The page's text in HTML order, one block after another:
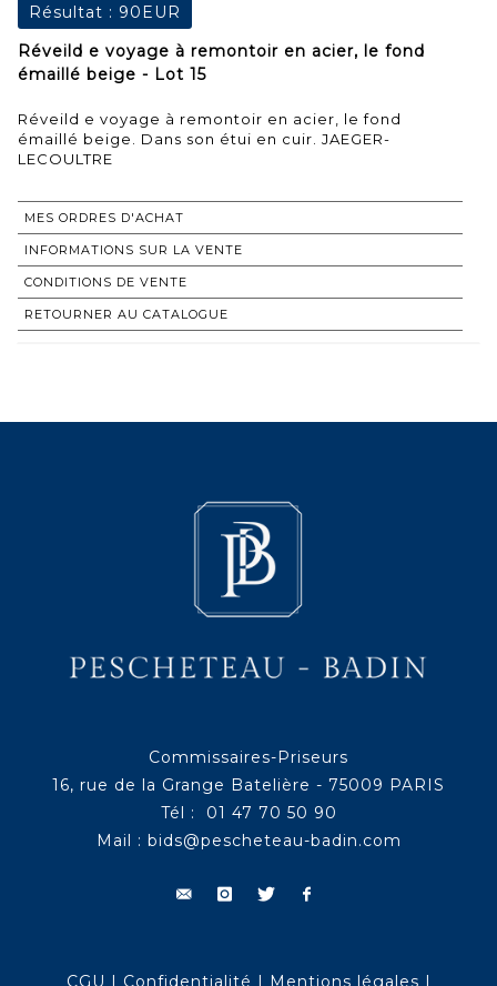
Résultat : 90EUR
Réveild e voyage à remontoir en acier, le fond
émaillé beige - Lot 15
Réveild e voyage à remontoir en acier, le fond
émaillé beige. Dans son étui en cuir. JAEGER-
LECOULTRE
MES ORDRES D'ACHAT
INFORMATIONS SUR LA VENTE
CONDITIONS DE VENTE
RETOURNER AU CATALOGUE
Commissaires-Priseurs
16, rue de la Grange Batelière - 75009 PARIS
Tél : 01 47 70 50 90
Mail : bids@pescheteau-badin.com
CGU | Confidentialité | Mentions légales |